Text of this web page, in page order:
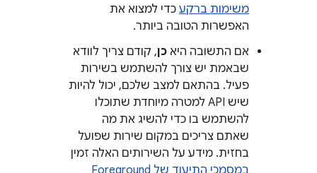
משימות ברקע כדי למצוא את
האפשרות הטובה ביותר.
אם התשובה היא כן, קודם צריך לוודא
שבאמת יש צורך להשתמש בשירות
פעיל. בהתאם למצב שלכם, יכול להיות
שיש API למטרה מיוחדת שתוכלו
להשתמש בו כדי להשיג את מה
שאתם צריכים במקום שירות שפועל
בחזית. מידע על השירותים האלה זמין
במסמכי התיעוד של Foreground